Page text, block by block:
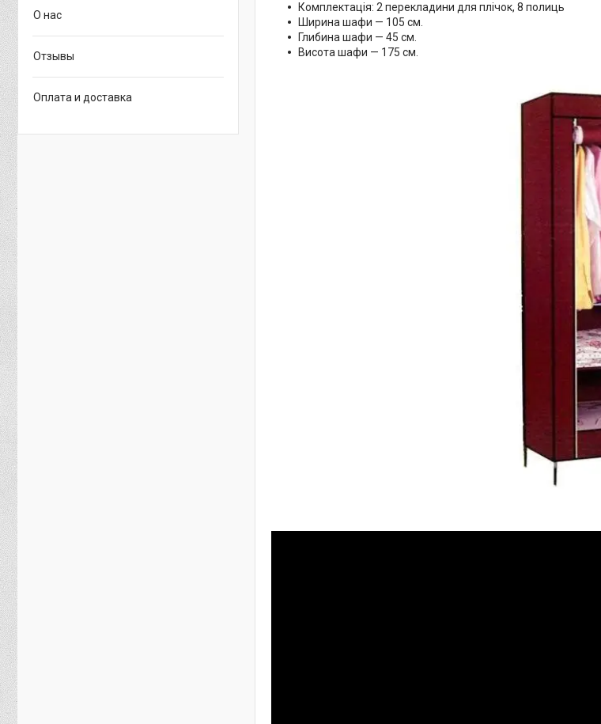
Комплектація: 2 перекладини для плічок, 8 полиць
Ширина шафи — 105 см.
Глибина шафи — 45 см.
Висота шафи — 175 см.
О нас
Отзывы
Оплата и доставка